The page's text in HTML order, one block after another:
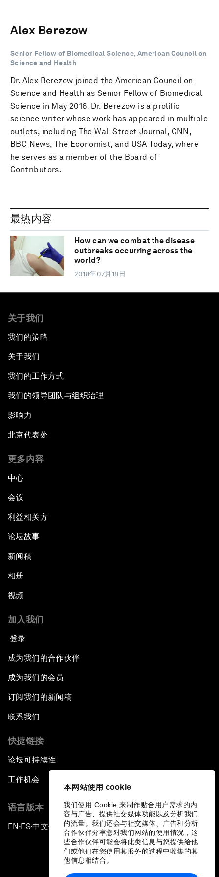
本网站使用 cookie
我们使用 Cookie 来制作贴合用户需求的内
容与广告、提供社交媒体功能以及分析我们
的流量。我们还会与社交媒体、广告和分析
合作伙伴分享您对我们网站的使用情况，这
些合作伙伴可能会将此类信息与您提供给他
们或他们在您使用其服务的过程中收集的其
他信息相结合。
Alex Berezow
Senior Fellow of Biomedical Science, American Council on
Science and Health
Dr. Alex Berezow joined the American Council on
Science and Health as Senior Fellow of Biomedical
Science in May 2016. Dr. Berezow is a prolific
science writer whose work has appeared in multiple
outlets, including The Wall Street Journal, CNN,
BBC News, The Economist, and USA Today, where
he serves as a member of the Board of
Contributors.
最热内容
How can we combat the disease
outbreaks occurring across the
world?
2018年07月18日
关于我们
我们的策略
关于我们
我们的工作方式
我们的领导团队与组织治理
影响力
北京代表处
更多内容
中心
会议
利益相关方
论坛故事
新闻稿
相册
视频
加入我们
登录
成为我们的合作伙伴
成为我们的会员
订阅我们的新闻稿
联系我们
快捷链接
论坛可持续性
工作机会
语言版本
EN ▪ ES▪中文▪ 日本語